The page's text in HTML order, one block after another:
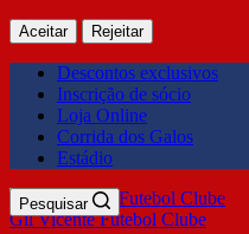
Aceitar Rejeitar
Descontos exclusivos
Inscrição de sócio
Loja Online
Corrida dos Galos
Estádio
Gil Vicente Futebol Clube
Pesquisar